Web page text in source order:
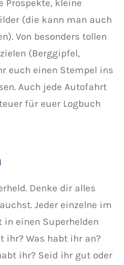
Prospekte, kleine
(die kann man auch
Von besonders tollen
(Berggipfel,
euch einen Stempel ins
Auch jede Autofahrt
für euer Logbuch
Denke dir alles
Jeder einzelne im
einen Superhelden
ihr? Was habt ihr an?
ihr? Seid ihr gut oder